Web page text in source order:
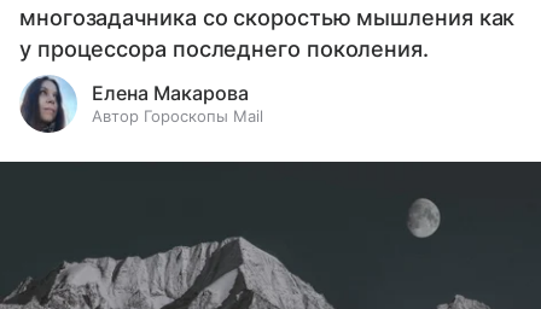
многозадачника со скоростью мышления как
у процессора последнего поколения.
Елена Макарова
Автор Гороскопы Mail